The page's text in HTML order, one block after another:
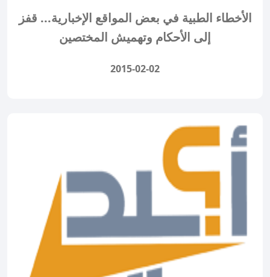
الأخطاء الطبية في بعض المواقع الإخبارية... قفز
إلى الأحكام وتهميش المختصين
2015-02-02